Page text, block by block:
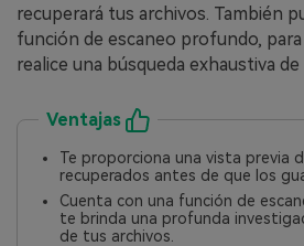
recuperará tus archivos.󠀲󠀡󠀩󠀣󠀢󠀢󠀣󠀩󠀤󠀳󠀰 También
función de escaneo profundo,
realice una búsqueda exhaustiva
Ventajas
Te proporciona una vista previa
recuperados antes de que los
Cuenta con una función de
te brinda una profunda
de tus archivos.󠀲󠀡󠀩󠀣󠀢󠀢󠀣󠀩󠀨󠀳